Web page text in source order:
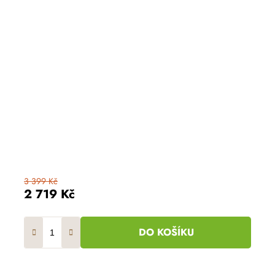
2 719 Kč
3 399 Kč
DO KOŠÍKU